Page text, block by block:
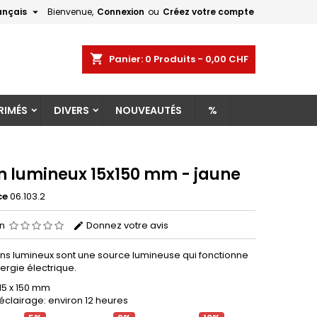
Bienvenue, Connexion ou Créez votre compte

shopping_cart Panier: 0 Produits - 0,00 CHF
DIVERS NOUVEAUTÉS %
lumineux 15x150 mm - jaune
06.103.2
Donnez votre avis
lumineux sont une source lumineuse qui fonctionne
électrique.
x 150 mm
environ 12 heures